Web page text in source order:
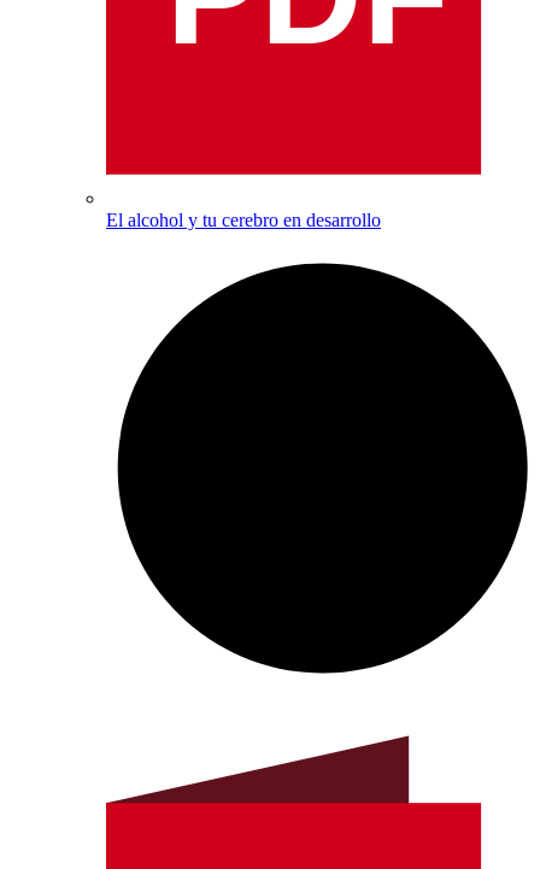
El alcohol y tu cerebro en desarrollo